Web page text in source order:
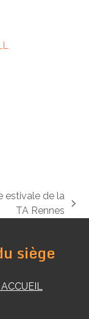
estivale de la
TA Rennes
siège